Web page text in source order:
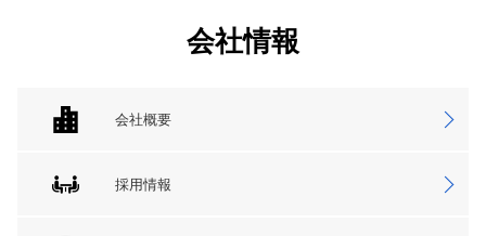
会社情報
会社概要
採用情報